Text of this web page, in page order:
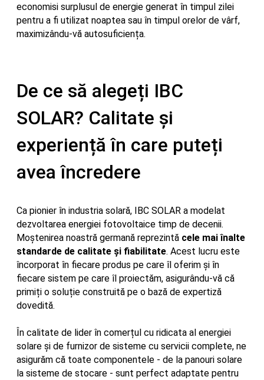
economisi surplusul de energie generat în timpul zilei
pentru a fi utilizat noaptea sau în timpul orelor de vârf,
maximizându-vă autosuficiența.
De ce să alegeți IBC
SOLAR? Calitate și
experiență în care puteți
avea încredere
Ca pionier în industria solară, IBC SOLAR a modelat
dezvoltarea energiei fotovoltaice timp de decenii.
Moștenirea noastră germană reprezintă cele mai înalte
standarde de calitate și fiabilitate. Acest lucru este
încorporat în fiecare produs pe care îl oferim și în
fiecare sistem pe care îl proiectăm, asigurându-vă că
primiți o soluție construită pe o bază de expertiză
dovedită.
În calitate de lider în comerțul cu ridicata al energiei
solare și de furnizor de sisteme cu servicii complete, ne
asigurăm că toate componentele - de la panouri solare
la sisteme de stocare - sunt perfect adaptate pentru